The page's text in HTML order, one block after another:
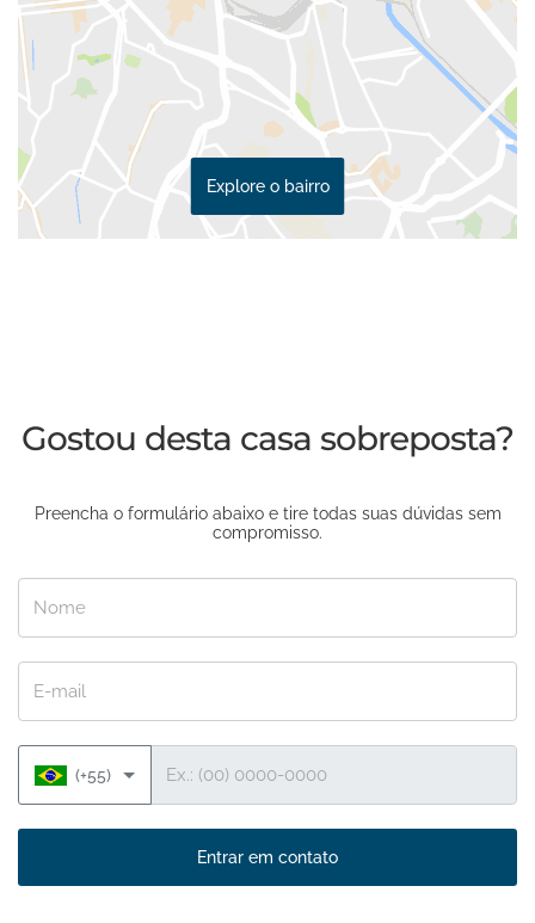
Explore o bairro
Gostou desta casa sobreposta?
Preencha o formulário abaixo e tire todas suas dúvidas sem
compromisso.
(+55)
Entrar em contato